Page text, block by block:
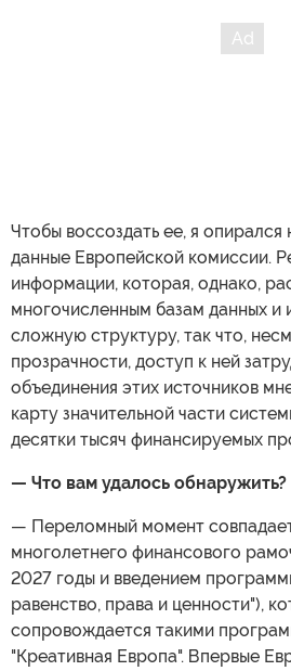
Чтобы воссоздать ее, я
данные Европейской комиссии.
информации, которая, однако,
многочисленным базам данных и
сложную структуру, так что,
прозрачности, доступ к ней
объединения этих источников
карту значительной части
десятки тысяч финансируемых
— Что вам удалось обнаружить?
— Переломный момент
многолетнего финансового
2027 годы и введением
равенство, права и ценности"),
сопровождается такими
"Креативная Европа". Впервые